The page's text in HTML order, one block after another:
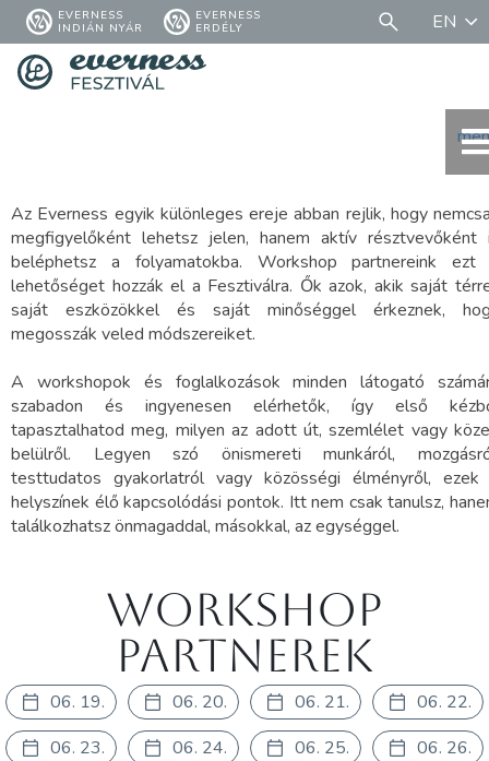
EVERNESS
INDIÁN NYÁR
EVERNESS
ERDÉLY
EN
Az Everness egyik különleges ereje abban rejlik, hogy
megfigyelőként lehetsz jelen, hanem aktív résztvevőként
beléphetsz a folyamatokba. Workshop partnereink ezt
lehetőséget hozzák el a Fesztiválra. Ők azok, akik saját
saját eszközökkel és saját minőséggel érkeznek,
megosszák veled módszereiket.
A workshopok és foglalkozások minden látogató
szabadon és ingyenesen elérhetők, így első
tapasztalhatod meg, milyen az adott út, szemlélet vagy
belülről. Legyen szó önismereti munkáról,
testtudatos gyakorlatról vagy közösségi élményről, ezek
helyszínek élő kapcsolódási pontok. Itt nem csak tanulsz,
találkozhatsz önmagaddal, másokkal, az egységgel.
Workshop
partnerek
06. 19. 06. 20. 06. 21.
06. 22.
06. 23.
06. 24. 06. 25.
06. 26.